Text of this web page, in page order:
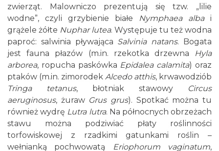
zwierząt. Malowniczo prezentują się tzw. „lilie
wodne”, czyli grzybienie białe
Nymphaea albai
grążele żółte Nuphar lutea. Występuje tu też wodna
paproć: salwinia pływająca Salvinia natans. Bogata
jest fauna płazów (m.in. rzekotka drzewna
Hyla
arborea, ropucha paskówka Epidalea calamita) oraz
ptaków (m.in. zimorodek Alcedo atthis, krwawodziób
Tringa tetanus, błotniak stawowy
Circus
aeruginosus, żuraw Grus grus). Spotkać można tu
również wydrę Lutra lutra. Na północnych obrzeżach
stawu można podziwiać płaty roślinności
torfowiskowej z rzadkimi gatunkami roślin –
wełnianką pochwowatą
Eriophorum vaginatum,